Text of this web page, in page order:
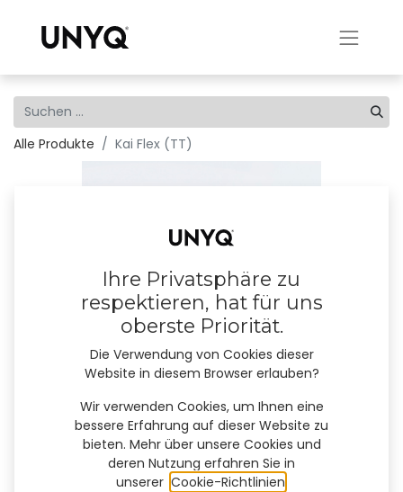
Alle Produkte Kai Flex (TT)
Ihre Privatsphäre zu
respektieren, hat für uns
oberste Priorität.
Die Verwendung von Cookies dieser
Website in diesem Browser erlauben?
Wir verwenden Cookies, um Ihnen eine
bessere Erfahrung auf dieser Website zu
bieten. Mehr über unsere Cookies und
deren Nutzung erfahren Sie in
unserer Cookie-Richtlinien